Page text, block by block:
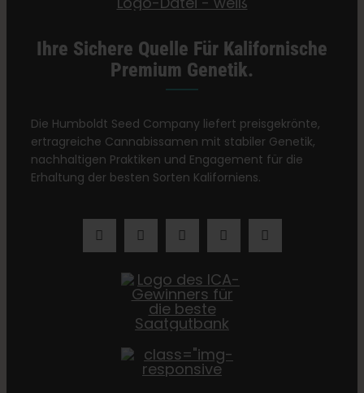
Ihre Sichere Quelle Für Kalifornische
Premium Genetik.
Die Humboldt Seed Company liefert preisgekrönte,
ertragreiche Cannabissamen mit stabiler Genetik,
nachhaltigen Praktiken und Engagement für die
Erhaltung der besten Sorten Kaliforniens.